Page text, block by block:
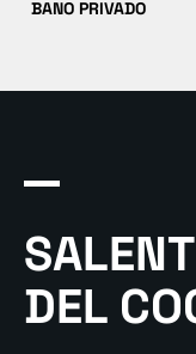
BANO PRIVADO
DEL